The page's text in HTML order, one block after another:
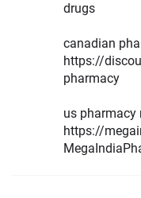
drugs
canadian
https://
pharmacy
us pharmacy
https://